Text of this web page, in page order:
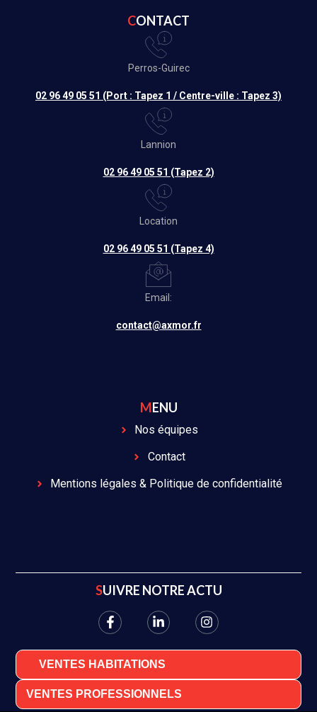
CONTACT
Perros-Guirec
02 96 49 05 51 (Port : Tapez 1 / Centre-ville : Tapez 3)
Lannion
02 96 49 05 51 (Tapez 2)
Location
02 96 49 05 51 (Tapez 4)
Email:
contact@axmor.fr
MENU
Nos équipes
Contact
Mentions légales & Politique de confidentialité
SUIVRE NOTRE ACTU
VENTES HABITATIONS
VENTES PROFESSIONNELS